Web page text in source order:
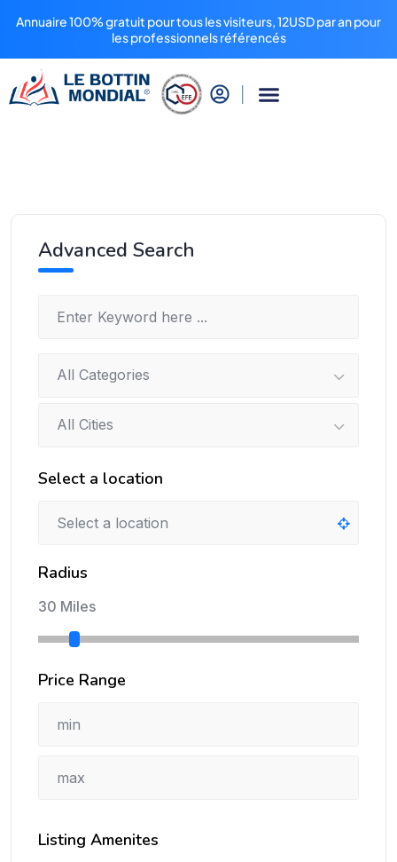
Annuaire 100% gratuit pour tous les visiteurs, 12USD par an pour
les professionnels référencés
Advanced Search
All Categories
All Cities
Select a location
Radius
30 Miles
Price Range
Listing Amenites